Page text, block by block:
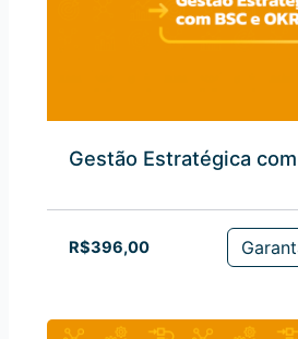
Gestão Estratégica com
R$396,00